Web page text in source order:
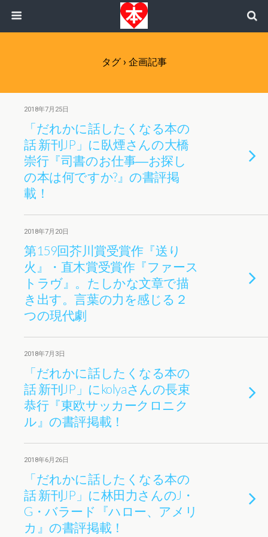
タグ › 企画記事
2018年7月25日
「だれかに話したくなる本の
話 新刊JP」に臥煙さんの大橋
崇行『司書のお仕事―お探し
の本は何ですか?』の書評掲
載！
2018年7月20日
第159回芥川賞受賞作『送り
火』・直木賞受賞作『ファース
トラヴ』。たしかな文章で描
き出す。言葉の力を感じる２
つの現代劇
2018年7月3日
「だれかに話したくなる本の
話 新刊JP」にkolyaさんの長束
恭行『東欧サッカークロニク
ル』の書評掲載！
2018年6月26日
「だれかに話したくなる本の
話 新刊JP」に林田力さんのJ・
G・バラード『ハロー、アメリ
カ』の書評掲載！